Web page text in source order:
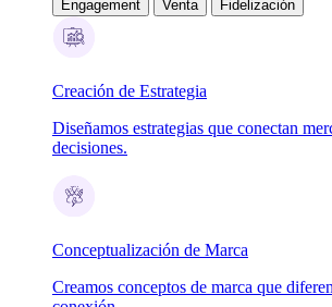
Engagement Venta Fidelización
Creación de Estrategia
Diseñamos estrategias que conectan
decisiones.
Conceptualización de Marca
Creamos conceptos de marca que